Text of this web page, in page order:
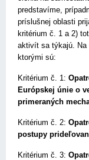
predstavíme,
príslušnej oblasti
kritérium č. 1 a 2)
aktivít sa týkajú. Na
ktorými sú:
Kritérium č. 1:
Európskej únie o
primeraných
Kritérium č. 2:
postupy
Kritérium č. 3: